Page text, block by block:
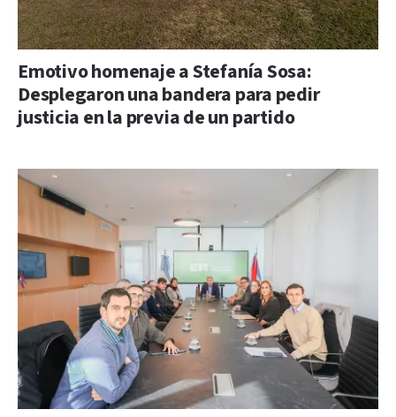
Emotivo homenaje a Stefanía Sosa:
Desplegaron una bandera para pedir
justicia en la previa de un partido